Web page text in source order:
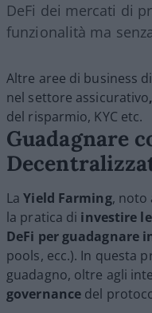
DeFi dei mercati di
funzionalità ma
Altre aree di business
nel settore assicurativo,
del risparmio, KYC etc.
Guadagnare
LaYield Farming, noto
la pratica di investire
DeFi per guadagnare
pools, ecc.). In questa
guadagno, oltre agli
governance del